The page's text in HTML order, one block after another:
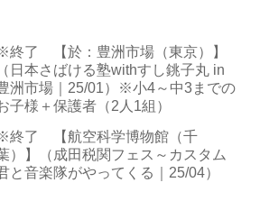
終了 【於：豊洲市場（東京）】
（日本さばける塾withすし銚子丸 in
洲市場｜25/01）※小4～中3までの
子様＋保護者（2人1組）
終了 【航空科学博物館（千
）】（成田税関フェス～カスタム
と音楽隊がやってくる｜25/04）